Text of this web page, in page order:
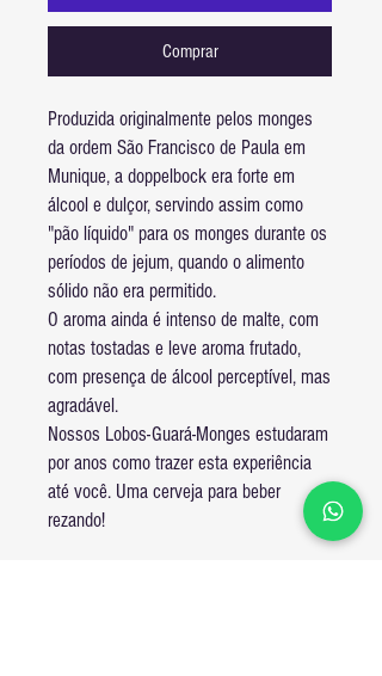
Comprar
Produzida originalmente pelos monges
da ordem São Francisco de Paula em
Munique, a doppelbock era forte em
álcool e dulçor, servindo assim como
"pão líquido" para os monges durante os
períodos de jejum, quando o alimento
sólido não era permitido.
O aroma ainda é intenso de malte, com
notas tostadas e leve aroma frutado,
com presença de álcool perceptível, mas
agradável.
Nossos Lobos-Guará-Monges estudaram
por anos como trazer esta experiência
até você. Uma cerveja para beber
rezando!